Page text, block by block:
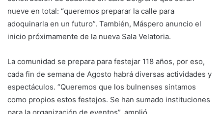
nueve en total: “queremos preparar la calle para
adoquinarla en un futuro”. También, Máspero anuncio el
inicio próximamente de la nueva Sala Velatoria.
La comunidad se prepara para festejar 118 años, por eso,
cada fin de semana de Agosto habrá diversas actividades y
espectáculos. “Queremos que los bulnenses sintamos
como propios estos festejos. Se han sumado instituciones